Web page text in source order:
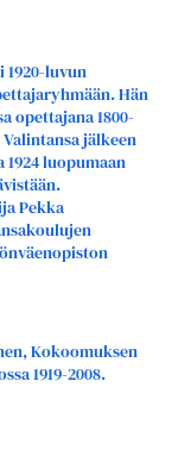
1920-luvun
Hän
opettajana 1800-
jälkeen
luopumaan
Pekka
Kokoomuksen
1919-2008.